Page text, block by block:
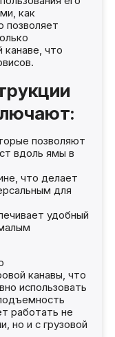
как
позволяет
что
позволяют
вдоль ямы в
что делает
для
удобный
канавы, что
использовать
работать не
но и с грузовой